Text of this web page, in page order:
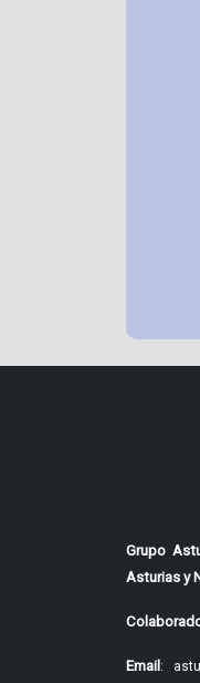
Grupo
Asturias y
Email: